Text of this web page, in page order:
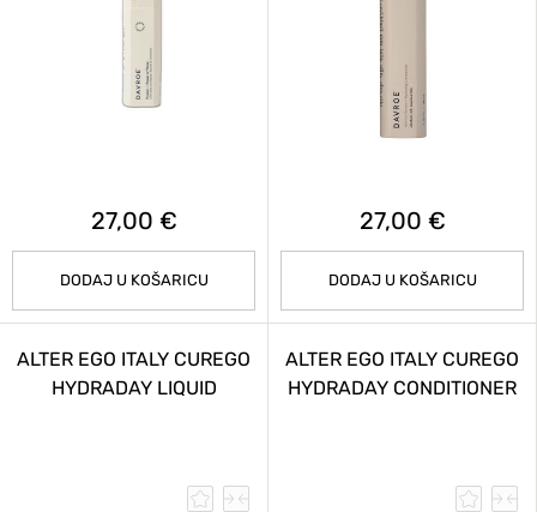
27,00 €
DODAJ U KOŠARICU
27,00 €
DODAJ U KOŠARICU
ALTER EGO ITALY CUREGO
HYDRADAY LIQUID
ALTER EGO ITALY CUREGO
HYDRADAY CONDITIONER